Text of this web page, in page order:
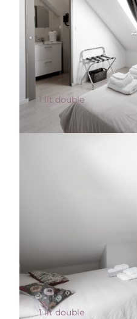
1 lit double
1 lit double